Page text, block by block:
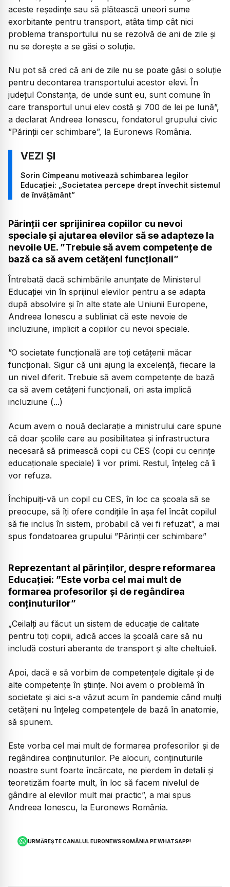
aceste reședințe sau să plătească uneori sume
exorbitante pentru transport, atâta timp cât nici
problema transportului nu se rezolvă de ani de zile și
nu se dorește a se găsi o soluție.
Nu pot să cred că ani de zile nu se poate găsi o soluție
pentru decontarea transportului acestor elevi. În
județul Constanța, de unde sunt eu, sunt comune în
care transportul unui elev costă și 700 de lei pe lună”,
a declarat Andreea Ionescu, fondatorul grupului civic
”Părinții cer schimbare”, la Euronews România.
Sorin Cîmpeanu motivează schimbarea legilor
Educației: „Societatea percepe drept învechit sistemul
de învățământ”
Părinții cer sprijinirea copiilor cu nevoi
speciale și ajutarea elevilor să se adapteze la
nevoile UE. ”Trebuie să avem competențe de
bază ca să avem cetățeni funcționali”
Întrebată dacă schimbările anunțate de Ministerul
Educației vin în sprijinul elevilor pentru a se adapta
după absolvire și în alte state ale Uniunii Europene,
Andreea Ionescu a subliniat că este nevoie de
incluziune, implicit a copiilor cu nevoi speciale.
”O societate funcțională are toți cetățenii măcar
funcționali. Sigur că unii ajung la excelență, fiecare la
un nivel diferit. Trebuie să avem competențe de bază
ca să avem cetățeni funcționali, ori asta implică
incluziune (...)
Acum avem o nouă declarație a ministrului care spune
că doar școlile care au posibilitatea și infrastructura
necesară să primească copii cu CES (copii cu cerințe
educaționale speciale) îi vor primi. Restul, înțeleg că îi
vor refuza.
Închipuiți-vă un copil cu CES, în loc ca școala să se
preocupe, să îți ofere condițiile în așa fel încât copilul
să fie inclus în sistem, probabil că vei fi refuzat”, a mai
spus fondatoarea grupului ”Părinții cer schimbare”
Reprezentant al părinților, despre reformarea
Educației: ”Este vorba cel mai mult de
formarea profesorilor și de regândirea
conținuturilor”
„Ceilalți au făcut un sistem de educație de calitate
pentru toți copiii, adică acces la școală care să nu
includă costuri aberante de transport și alte cheltuieli.
Apoi, dacă e să vorbim de competențele digitale și de
alte competențe în științe. Noi avem o problemă în
societate și aici s-a văzut acum în pandemie când mulți
cetățeni nu înțeleg competențele de bază în anatomie,
să spunem.
Este vorba cel mai mult de formarea profesorilor și de
regândirea conținuturilor. Pe alocuri, conținuturile
noastre sunt foarte încărcate, ne pierdem în detalii și
teoretizăm foarte mult, în loc să facem nivelul de
gândire al elevilor mult mai practic”, a mai spus
Andreea Ionescu, la Euronews România.
URMĂREȘTE CANALUL EURONEWS ROMÂNIA PE WHATSAPP!